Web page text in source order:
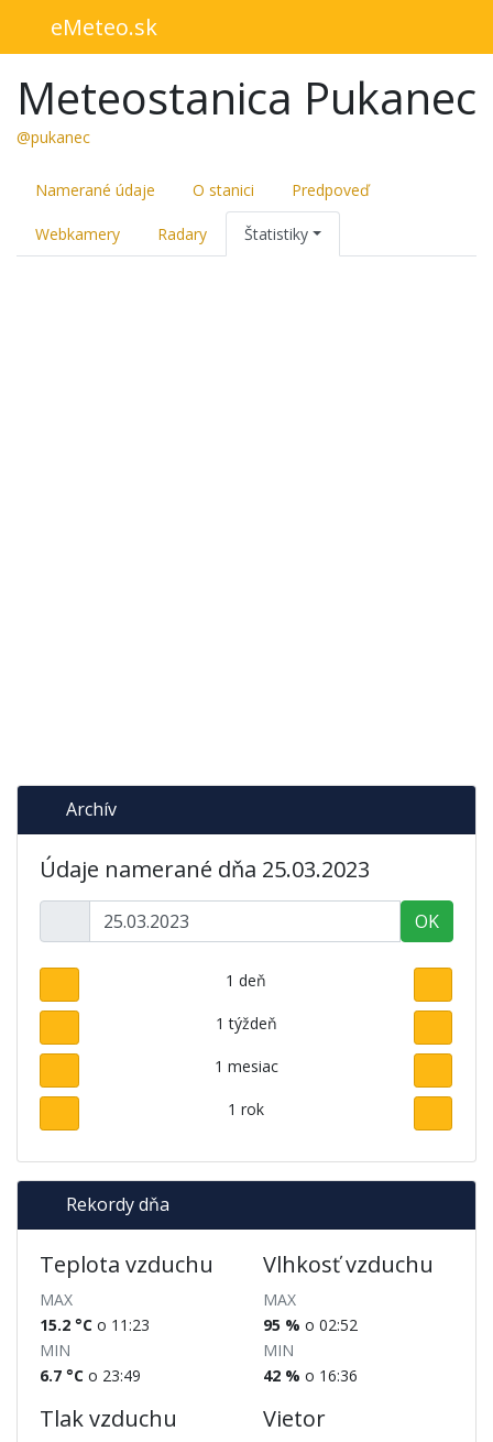
eMeteo.sk
Meteostanica Pukanec
@pukanec
Namerané údaje O stanici Predpoveď
Webkamery Radary Štatistiky
Archív
Údaje namerané dňa 25.03.2023
OK
1 deň
1 týždeň
1 mesiac
1 rok
Rekordy dňa
Teplota vzduchu
MAX
15.2 °C o 11:23
MIN
6.7 °C o 23:49
Vlhkosť vzduchu
MAX
95 % o 02:52
MIN
42 % o 16:36
Tlak vzduchu Vietor